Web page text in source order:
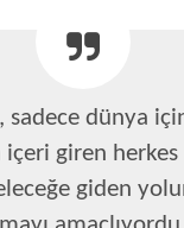
sadece dünya
içeri giren
giden